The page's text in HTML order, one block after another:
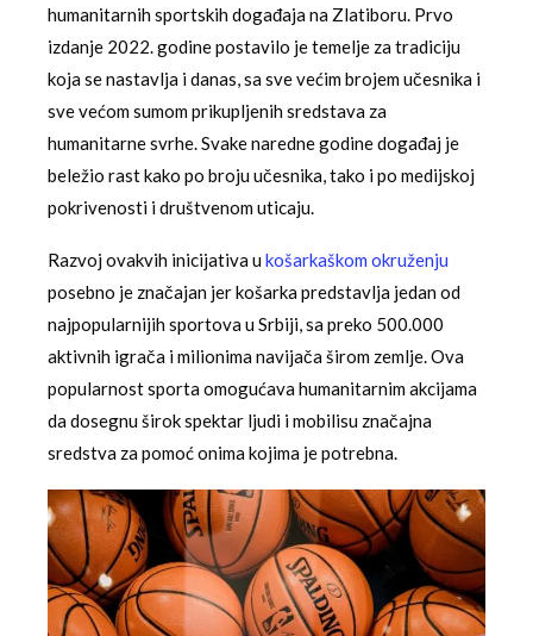
humanitarnih sportskih događaja na Zlatiboru. Prvo
izdanje 2022. godine postavilo je temelje za tradiciju
koja se nastavlja i danas, sa sve većim brojem učesnika i
sve većom sumom prikupljenih sredstava za
humanitarne svrhe. Svake naredne godine događaj je
beležio rast kako po broju učesnika, tako i po medijskoj
pokrivenosti i društvenom uticaju.
Razvoj ovakvih inicijativa ukošarkaškom okruženju
posebno je značajan jer košarka predstavlja jedan od
najpopularnijih sportova u Srbiji, sa preko 500.000
aktivnih igrača i milionima navijača širom zemlje. Ova
popularnost sporta omogućava humanitarnim akcijama
da dosegnu širok spektar ljudi i mobilisu značajna
sredstva za pomoć onima kojima je potrebna.